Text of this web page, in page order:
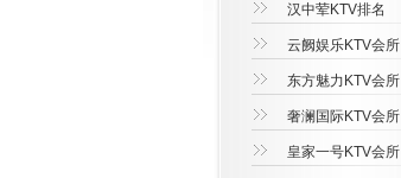
汉中荤KTV排名
云阙娱乐KTV会所
东方魅力KTV会所
奢澜国际KTV会所
皇家一号KTV会所